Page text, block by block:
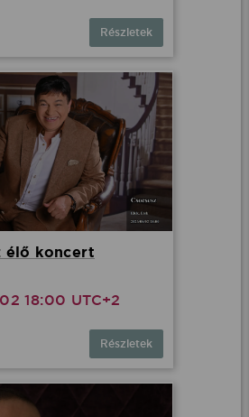
Részletek
élő koncert
18:00 UTC+2
Részletek